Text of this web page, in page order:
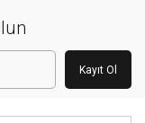
Kayıt Ol